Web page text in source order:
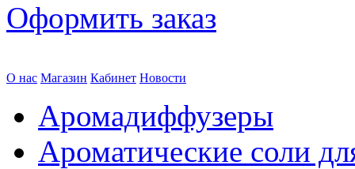
Оформить заказ
О нас Магазин Кабинет Новости
Аромадиффузеры
Ароматические соли